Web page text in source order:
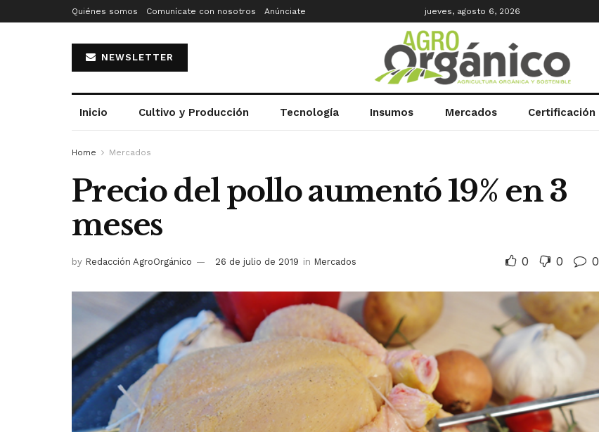
Quiénes somos Comunícate con nosotros Anúnciate jueves, agosto 6, 2026
NEWSLETTER
Inicio Cultivo y Producción Tecnología Insumos Mercados Certificación
Home Mercados
Precio del pollo aumentó 19% en 3
meses
by Redacción AgroOrgánico 26 de julio de 2019 in Mercados 0 0 0